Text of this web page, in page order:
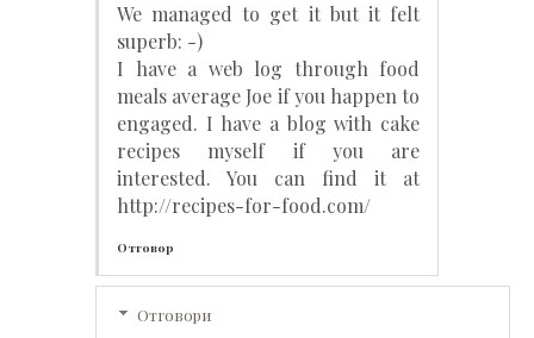
We managed to get it but it felt
superb: -)
I have a web log through food
meals average Joe if you happen to
engaged. I have a blog with cake
recipes myself if you are
interested. You can find it at
http://recipes-for-food.com/
Отговор
Отговори